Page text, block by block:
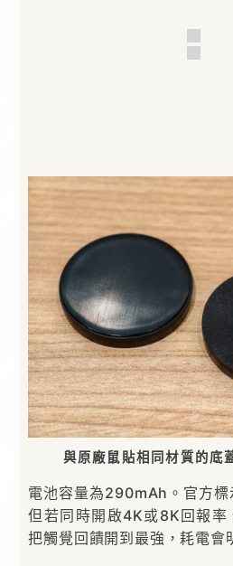
與原廠鼠貼相同材質的底
電池容量為290mAh。官方
但若同時開啟4K或8K回報
把觸覺回饋開到最強，耗電會